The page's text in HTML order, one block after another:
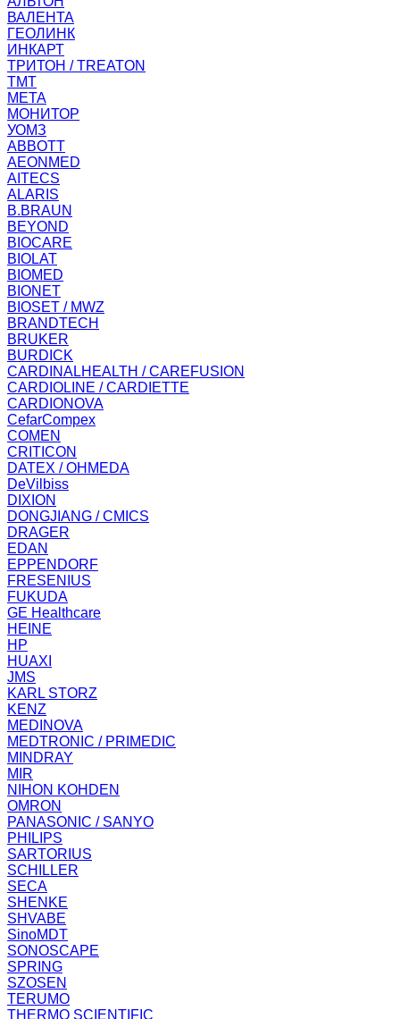
ВАЛЕНТА
ГЕОЛИНК
ИНКАРТ
ТРИТОН / TREATON
ТМТ
МЕТА
МОНИТОР
УОМЗ
ABBOTT
AEONMED
AITECS
ALARIS
B.BRAUN
BEYOND
BIOCARE
BIOLAT
BIOMED
BIONET
BIOSET / MWZ
BRANDTECH
BRUKER
BURDICK
CARDINALHEALTH / CAREFUSION
CARDIOLINE / CARDIETTE
CARDIONOVA
CefarCompex
COMEN
CRITICON
DATEX / OHMEDA
DeVilbiss
DIXION
DONGJIANG / CMICS
DRAGER
EDAN
EPPENDORF
FRESENIUS
FUKUDA
GE Healthcare
HEINE
HP
HUAXI
JMS
KARL STORZ
KENZ
MEDINOVA
MEDTRONIC / PRIMEDIC
MINDRAY
MIR
NIHON KOHDEN
OMRON
PANASONIC / SANYO
PHILIPS
SARTORIUS
SCHILLER
SECA
SHENKE
SHVABE
SinoMDT
SONOSCAPE
SPRING
SZOSEN
TERUMO
THERMO SCIENTIFIC